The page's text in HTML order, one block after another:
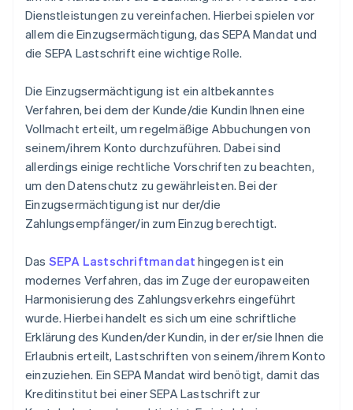
Dienstleistungen zu vereinfachen. Hierbei spielen vor
allem die Einzugsermächtigung, das SEPA Mandat und
die SEPA Lastschrift eine wichtige Rolle.
Die Einzugsermächtigung ist ein altbekanntes
Verfahren, bei dem der Kunde/die Kundin Ihnen eine
Vollmacht erteilt, um regelmäßige Abbuchungen von
seinem/ihrem Konto durchzuführen. Dabei sind
allerdings einige rechtliche Vorschriften zu beachten,
um den Datenschutz zu gewährleisten. Bei der
Einzugsermächtigung ist nur der/die
Zahlungsempfänger/in zum Einzug berechtigt.
Das SEPA Lastschriftmandat hingegen ist ein
modernes Verfahren, das im Zuge der europaweiten
Harmonisierung des Zahlungsverkehrs eingeführt
wurde. Hierbei handelt es sich um eine schriftliche
Erklärung des Kunden/der Kundin, in der er/sie Ihnen die
Erlaubnis erteilt, Lastschriften von seinem/ihrem Konto
einzuziehen. Ein SEPA Mandat wird benötigt, damit das
Kreditinstitut bei einer SEPA Lastschrift zur